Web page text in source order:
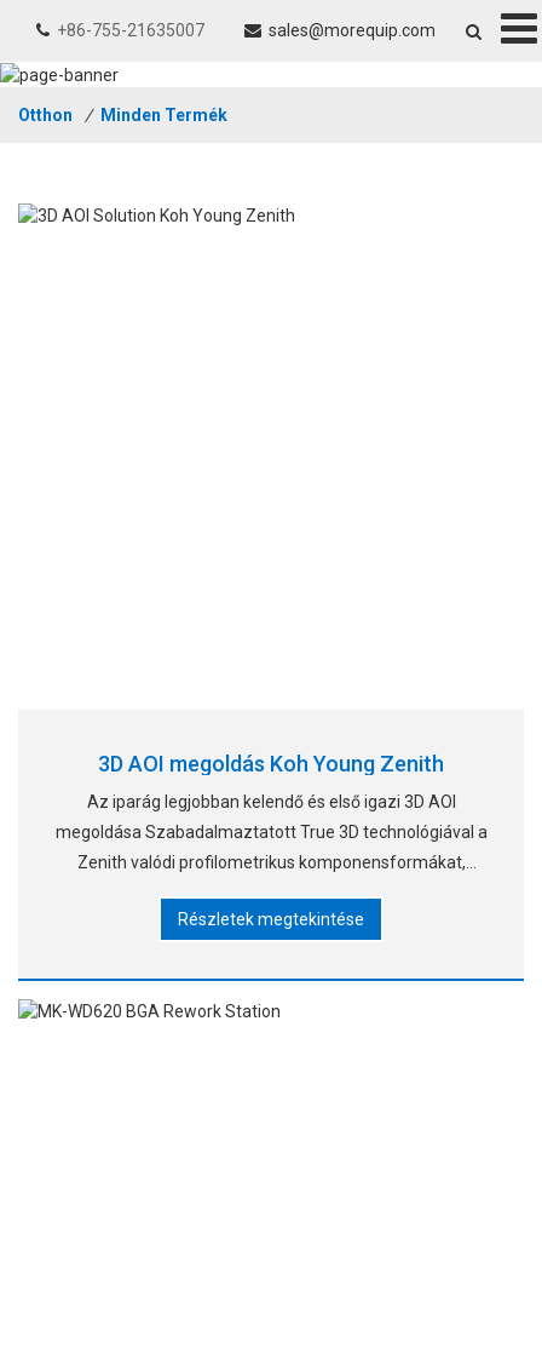
+86-755-21635007 sales@morequip.com
Otthon / Minden Termék
3D AOI megoldás Koh Young Zenith
Az iparág legjobban kelendő és első igazi 3D AOI
megoldása Szabadalmaztatott True 3D technológiával a
Zenith valódi profilometrikus komponensformákat,
csatlakozásokat
Részletek megtekintése